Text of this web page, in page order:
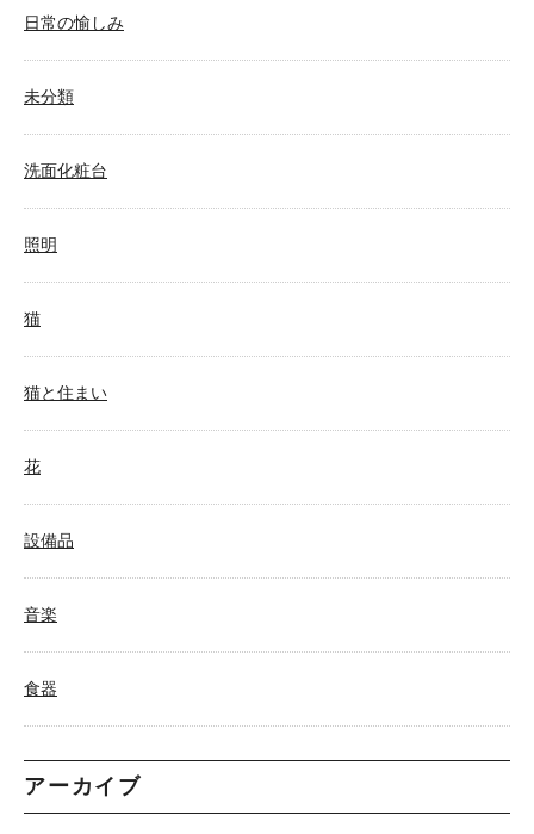
日常の愉しみ
未分類
洗面化粧台
照明
猫
猫と住まい
花
設備品
音楽
食器
アーカイブ